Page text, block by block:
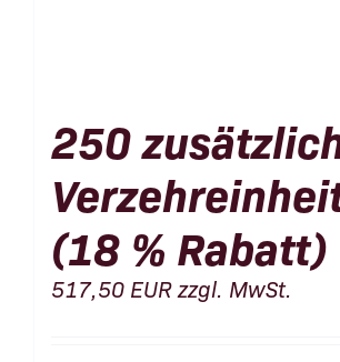
250
(18 % Rabatt)
517,50 EURzzgl. MwSt.